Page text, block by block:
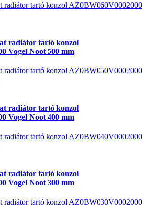
radiátor tartó konzol AZ0BW060V0002000
radiátor tartó konzol
Vogel Noot 500 mm
radiátor tartó konzol AZ0BW050V0002000
radiátor tartó konzol
Vogel Noot 400 mm
radiátor tartó konzol AZ0BW040V0002000
radiátor tartó konzol
Vogel Noot 300 mm
radiátor tartó konzol AZ0BW030V0002000